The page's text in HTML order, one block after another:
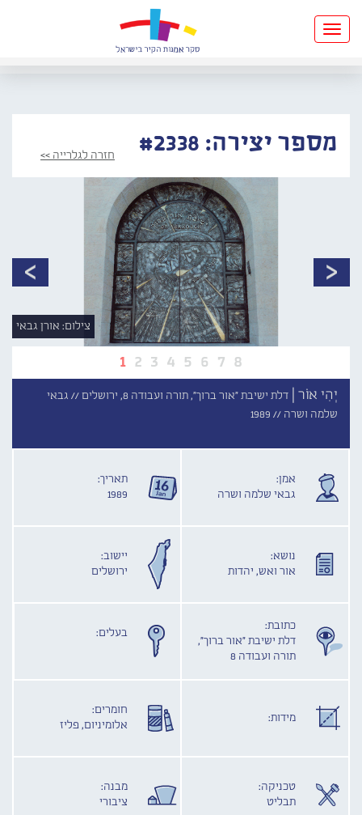
Toggle
navigation
מספר יצירה: #2338 חזרה לגלרייה >>
1 2 3 4 5 6 7 8
צילום: אורן גבאי
יְהִי אוֹר | דלת ישיבת "אור ברוך", תורה ועבודה 8, ירושלים //
גבאי
שלמה ושרה // 1989
אמן:
גבאי שלמה ושרה
תאריך:
1989
נושא:
אור ואש, יהדות
יישוב:
ירושלים
כתובת:
דלת ישיבת "אור ברוך",
תורה ועבודה 8
בעלים:
מידות:
חומרים:
אלומיניום, פליז
טכניקה:
תבליט
מבנה:
ציבורי